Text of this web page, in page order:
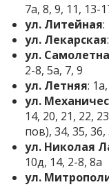
7а, 8, 9, 11, 13-
ул. Литейная:
ул. Лекарская
ул.
2-8, 5а, 7, 9
ул. Летняя:
ул.
14, 20, 21, 22,
пов), 34, 35, 36,
ул. Николая
10д, 14, 2-8, 8а
ул.